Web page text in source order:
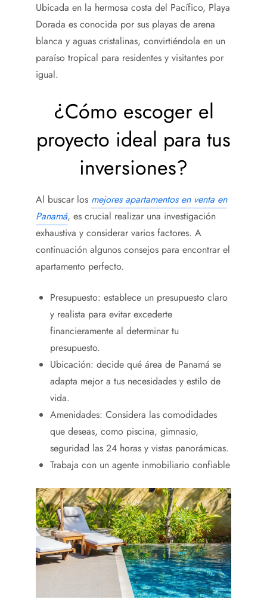
Ubicada en la hermosa costa del Pacífico, Playa
Dorada es conocida por sus playas de arena
blanca y aguas cristalinas, convirtiéndola en un
paraíso tropical para residentes y visitantes por
igual.
¿Cómo escoger el
proyecto ideal para tus
inversiones?
Al buscar los mejores apartamentos en venta en
Panamá, es crucial realizar una investigación
exhaustiva y considerar varios factores. A
continuación algunos consejos para encontrar el
apartamento perfecto.
Presupuesto: establece un presupuesto claro
y realista para evitar excederte
financieramente al determinar tu
presupuesto.
Ubicación: decide qué área de Panamá se
adapta mejor a tus necesidades y estilo de
vida.
Amenidades: Considera las comodidades
que deseas, como piscina, gimnasio,
seguridad las 24 horas y vistas panorámicas.
Trabaja con un agente inmobiliario confiable